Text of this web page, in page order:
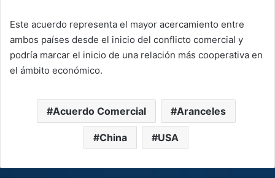
Este acuerdo representa el mayor acercamiento entre
ambos países desde el inicio del conflicto comercial y
podría marcar el inicio de una relación más cooperativa en
el ámbito económico.
Acuerdo Comercial Aranceles
China USA